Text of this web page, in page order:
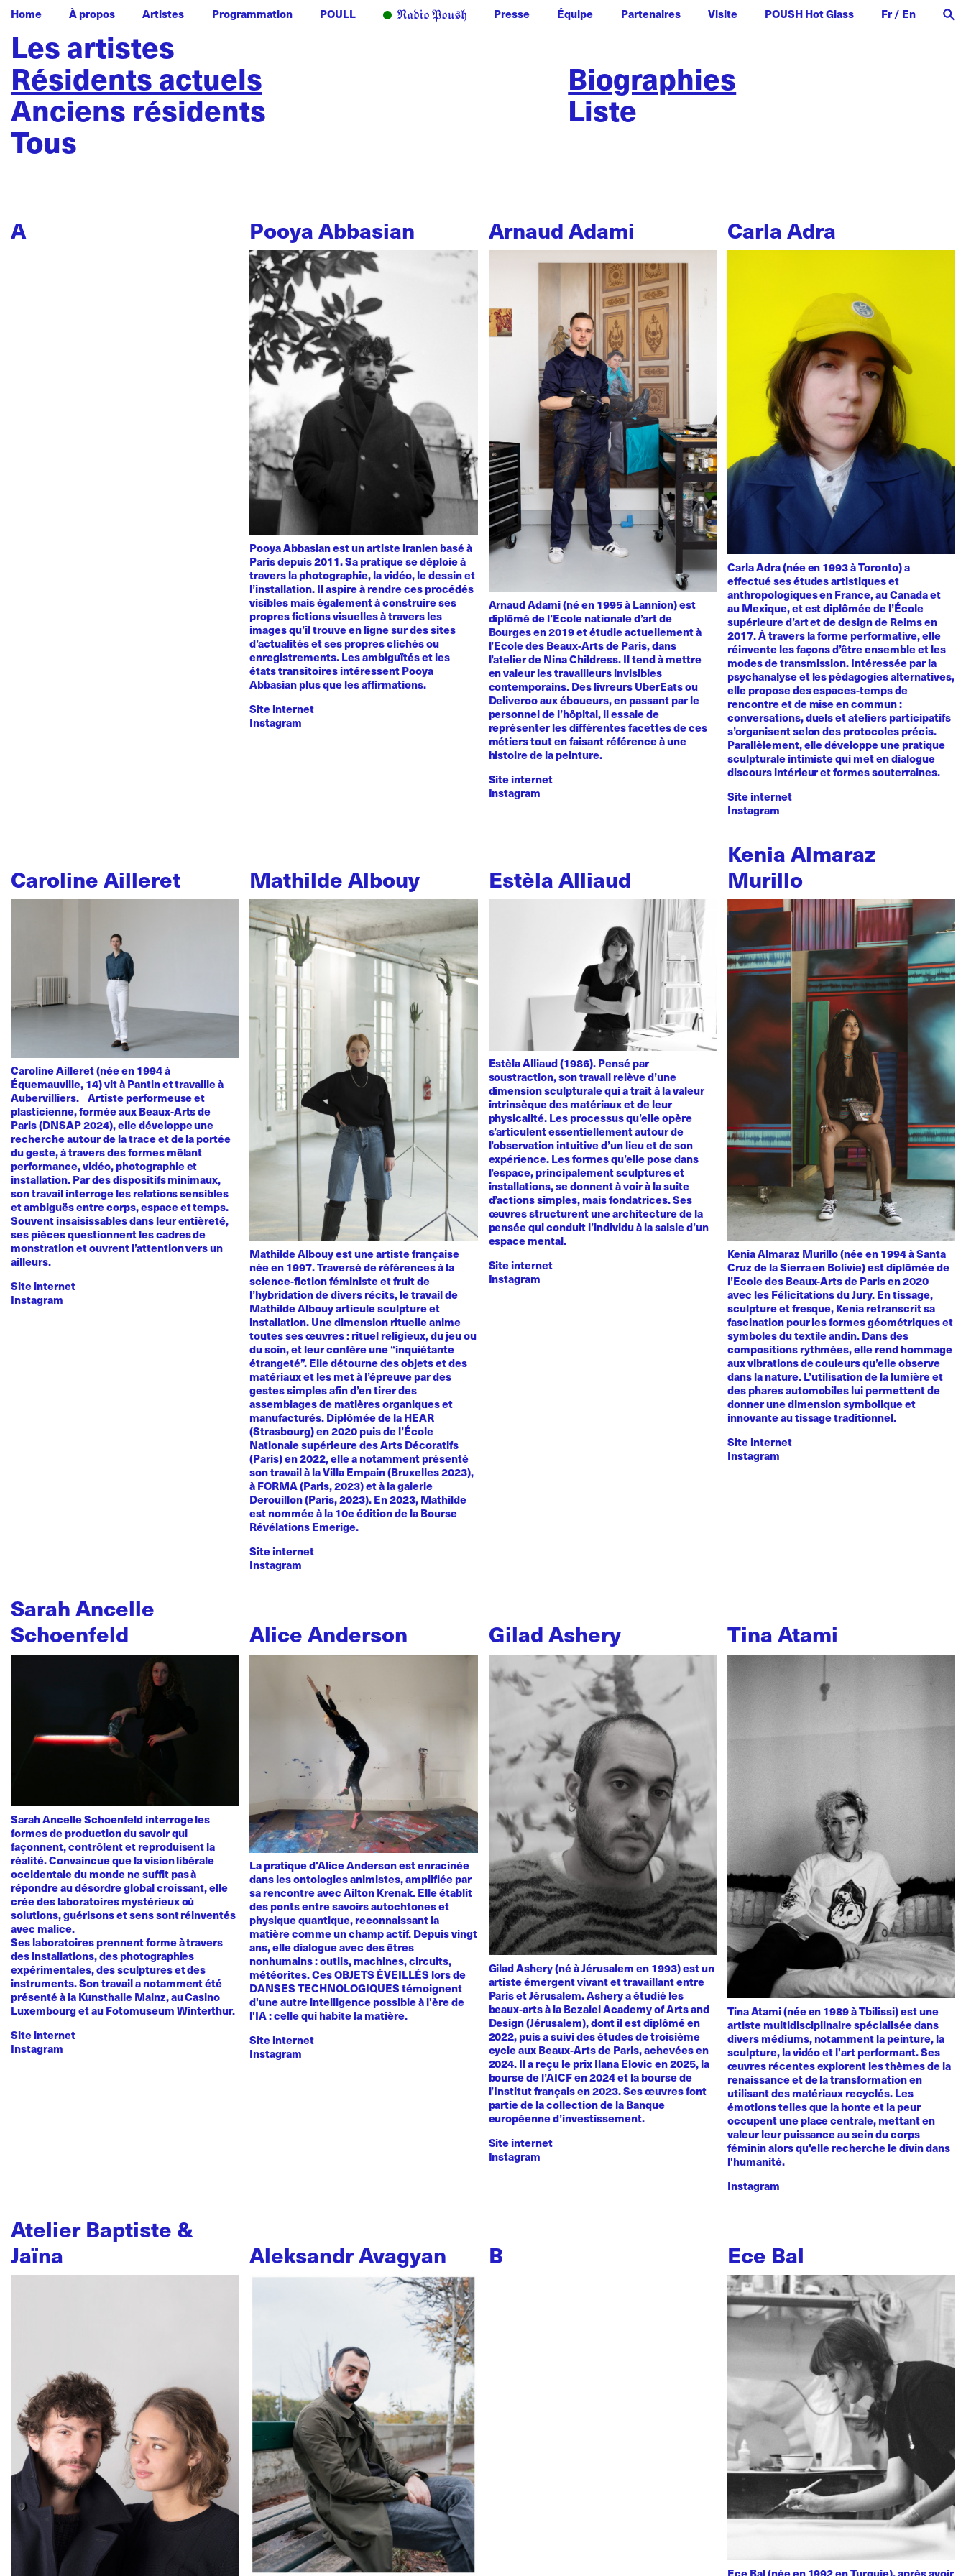
Home À propos Artistes Programmation POULL Presse Équipe Partenaires Visite POUSH Hot Glass Fr/ En
Les artistes
Résidents actuels
Anciens résidents
Tous
Biographies
Liste
A Pooya Abbasian
Pooya Abbasian est un artiste iranien basé à
Paris depuis 2011. Sa pratique se déploie à
travers la photographie, la vidéo, le dessin et
l’installation. Il aspire à rendre ces procédés
visibles mais également à construire ses
propres fictions visuelles à travers les
images qu’il trouve en ligne sur des sites
d’actualités et ses propres clichés ou
enregistrements. Les ambiguïtés et les
états transitoires intéressent Pooya
Abbasian plus que les affirmations.
Site internet
Instagram
Arnaud Adami
Arnaud Adami (né en 1995 à Lannion) est
diplômé de l’Ecole nationale d’art de
Bourges en 2019 et étudie actuellement à
l’Ecole des Beaux-Arts de Paris, dans
l’atelier de Nina Childress. Il tend à mettre
en valeur les travailleurs invisibles
contemporains. Des livreurs UberEats ou
Deliveroo aux éboueurs, en passant par le
personnel de l’hôpital, il essaie de
représenter les différentes facettes de ces
métiers tout en faisant référence à une
histoire de la peinture.
Site internet
Instagram
Carla Adra
Carla Adra (née en 1993 à Toronto) a
effectué ses études artistiques et
anthropologiques en France, au Canada et
au Mexique, et est diplômée de l’École
supérieure d’art et de design de Reims en
2017. À travers la forme performative, elle
réinvente les façons d’être ensemble et les
modes de transmission. Intéressée par la
psychanalyse et les pédagogies alternatives,
elle propose des espaces-temps de
rencontre et de mise en commun :
conversations, duels et ateliers participatifs
s’organisent selon des protocoles précis.
Parallèlement, elle développe une pratique
sculpturale intimiste qui met en dialogue
discours intérieur et formes souterraines.
Site internet
Instagram
Caroline Ailleret
Caroline Ailleret (née en 1994 à
Équemauville, 14) vit à Pantin et travaille à
Aubervilliers. Artiste performeuse et
plasticienne, formée aux Beaux-Arts de
Paris (DNSAP 2024), elle développe une
recherche autour de la trace et de la portée
du geste, à travers des formes mêlant
performance, vidéo, photographie et
installation. Par des dispositifs minimaux,
son travail interroge les relations sensibles
et ambiguës entre corps, espace et temps.
Souvent insaisissables dans leur entièreté,
ses pièces questionnent les cadres de
monstration et ouvrent l’attention vers un
ailleurs.
Site internet
Instagram
Mathilde Albouy
Mathilde Albouy est une artiste française
née en 1997. Traversé de références à la
science-fiction féministe et fruit de
l’hybridation de divers récits, le travail de
Mathilde Albouy articule sculpture et
installation. Une dimension rituelle anime
toutes ses œuvres : rituel religieux, du jeu ou
du soin, et leur confère une “inquiétante
étrangeté”. Elle détourne des objets et des
matériaux et les met à l’épreuve par des
gestes simples afin d’en tirer des
assemblages de matières organiques et
manufacturés. Diplômée de la HEAR
(Strasbourg) en 2020 puis de l’École
Nationale supérieure des Arts Décoratifs
(Paris) en 2022, elle a notamment présenté
son travail à la Villa Empain (Bruxelles 2023),
à FORMA (Paris, 2023) et à la galerie
Derouillon (Paris, 2023). En 2023, Mathilde
est nommée à la 10e édition de la Bourse
Révélations Emerige.
Site internet
Instagram
Estèla Alliaud
Estèla Alliaud (1986). Pensé par
soustraction, son travail relève d’une
dimension sculpturale qui a trait à la valeur
intrinsèque des matériaux et de leur
physicalité. Les processus qu’elle opère
s’articulent essentiellement autour de
l’observation intuitive d’un lieu et de son
expérience. Les formes qu’elle pose dans
l’espace, principalement sculptures et
installations, se donnent à voir à la suite
d’actions simples, mais fondatrices. Ses
œuvres structurent une architecture de la
pensée qui conduit l’individu à la saisie d’un
espace mental.
Site internet
Instagram
Kenia Almaraz
Murillo
Kenia Almaraz Murillo (née en 1994 à Santa
Cruz de la Sierra en Bolivie) est diplômée de
l’Ecole des Beaux-Arts de Paris en 2020
avec les Félicitations du Jury. En tissage,
sculpture et fresque, Kenia retranscrit sa
fascination pour les formes géométriques et
symboles du textile andin. Dans des
compositions rythmées, elle rend hommage
aux vibrations de couleurs qu’elle observe
dans la nature. L’utilisation de la lumière et
des phares automobiles lui permettent de
donner une dimension symbolique et
innovante au tissage traditionnel.
Site internet
Instagram
Sarah Ancelle
Schoenfeld
Sarah Ancelle Schoenfeld interroge les
formes de production du savoir qui
façonnent, contrôlent et reproduisent la
réalité. Convaincue que la vision libérale
occidentale du monde ne suffit pas à
répondre au désordre global croissant, elle
crée des laboratoires mystérieux où
solutions, guérisons et sens sont réinventés
avec malice.
Ses laboratoires prennent forme à travers
des installations, des photographies
expérimentales, des sculptures et des
instruments. Son travail a notamment été
présenté à la Kunsthalle Mainz, au Casino
Luxembourg et au Fotomuseum Winterthur.
Site internet
Instagram
Alice Anderson
La pratique d'Alice Anderson est enracinée
dans les ontologies animistes, amplifiée par
sa rencontre avec Ailton Krenak. Elle établit
des ponts entre savoirs autochtones et
physique quantique, reconnaissant la
matière comme un champ actif. Depuis vingt
ans, elle dialogue avec des êtres
nonhumains : outils, machines, circuits,
météorites. Ces OBJETS ÉVEILLÉS lors de
DANSES TECHNOLOGIQUES témoignent
d'une autre intelligence possible à l'ère de
l'IA : celle qui habite la matière.
Site internet
Instagram
Gilad Ashery
Gilad Ashery (né à Jérusalem en 1993) est un
artiste émergent vivant et travaillant entre
Paris et Jérusalem. Ashery a étudié les
beaux-arts à la Bezalel Academy of Arts and
Design (Jérusalem), dont il est diplômé en
2022, puis a suivi des études de troisième
cycle aux Beaux-Arts de Paris, achevées en
2024. Il a reçu le prix Ilana Elovic en 2025, la
bourse de l’AICF en 2024 et la bourse de
l’Institut français en 2023. Ses œuvres font
partie de la collection de la Banque
européenne d’investissement.
Site internet
Instagram
Tina Atami
Tina Atami (née en 1989 à Tbilissi) est une
artiste multidisciplinaire spécialisée dans
divers médiums, notamment la peinture, la
sculpture, la vidéo et l'art performant. Ses
œuvres récentes explorent les thèmes de la
renaissance et de la transformation en
utilisant des matériaux recyclés. Les
émotions telles que la honte et la peur
occupent une place centrale, mettant en
valeur leur puissance au sein du corps
féminin alors qu'elle recherche le divin dans
l'humanité.
Instagram
Atelier Baptiste &
Jaïna
Aleksandr Avagyan B Ece Bal
Ece Bal (née en 1992 en Turquie), après avoir